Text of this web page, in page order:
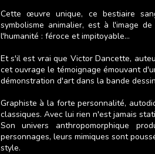
Cette œuvre unique, ce bestiaire
symbolisme animalier, est à l'image
l'humanité : féroce et impitoyable...
Et s'il est vrai que Victor Dancette,
cet ouvrage le témoignage émouvant
démonstration d'art dans la bande
Graphiste à la forte personnalité,
classiques. Avec lui rien n'est jamais
Son univers anthropomorphique
personnages, leurs mimiques sont
style.